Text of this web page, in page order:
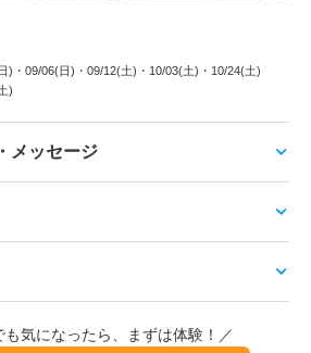
) ・09/06(日) ・09/12(土) ・10/03(土) ・10/24(土)
)
メッセージ
も気になったら、まずは体験！／